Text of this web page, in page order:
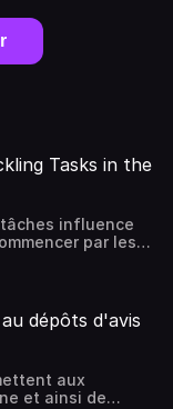
Tasks in the
tâches influence
par les
la fatigue et
l’inverse,
s’explique par
fil de la journée.
et efficace
dépôts d'avis
aux
et ainsi de